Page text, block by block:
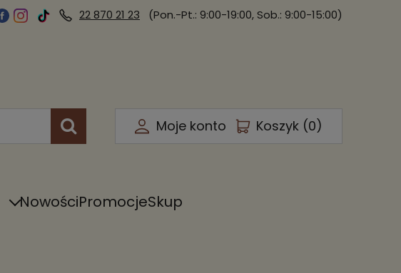
22 870 21 23 (Pon.-Pt.: 9:00-19:00, Sob.: 9:00-15:00)
Moje konto Koszyk (0)
NowościPromocjeSkup